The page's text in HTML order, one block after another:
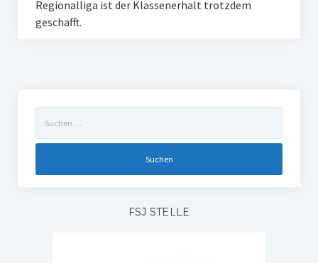
Regionalliga ist der Klassenerhalt trotzdem
geschafft.
nach:
FSJ STELLE